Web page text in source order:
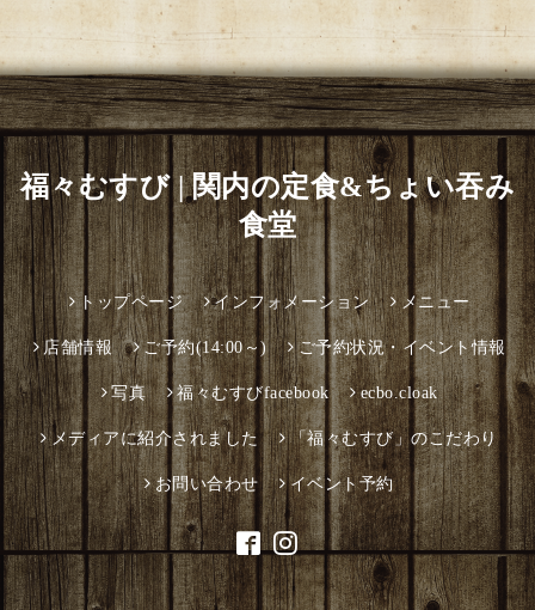
福々むすび | 関内の定食&ちょい吞み
食堂
トップページ インフォメーション メニュー
店舗情報 ご予約(14:00～) ご予約状況・イベント情報
写真 福々むすびfacebook ecbo.cloak
メディアに紹介されました 「福々むすび」のこだわり
お問い合わせ イベント予約